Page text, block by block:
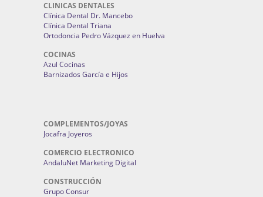
CLINICAS DENTALES
Clínica Dental Dr. Mancebo
Clínica Dental Triana
Ortodoncia Pedro Vázquez en Huelva
COCINAS
Azul Cocinas
Barnizados García e Hijos
COMPLEMENTOS/JOYAS
Jocafra Joyeros
COMERCIO ELECTRONICO
AndaluNet Marketing Digital
CONSTRUCCIÓN
Grupo Consur